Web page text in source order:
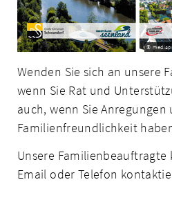
©
Wenden Sie sich an unsere
wenn Sie Rat und
auch, wenn Sie
Familienfreund­lichkeit
Unsere Familienbeauftragte
Email oder Telefon